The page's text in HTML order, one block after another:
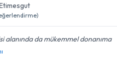
Etimesgut
alanında da mükemmel donanıma